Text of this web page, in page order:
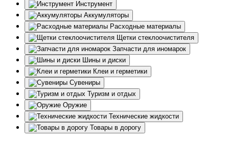
Инструмент
Аккумуляторы
Расходные материалы
Щетки стеклоочистителя
Запчасти для иномарок
Шины и диски
Клеи и герметики
Сувениры
Туризм и отдых
Оружие
Технические жидкости
Товары в дорогу